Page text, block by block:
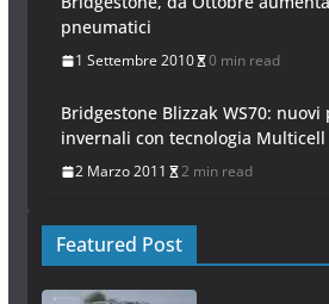
pneumatici
1 Settembre 2010 0 min read
Bridgestone Blizzak WS70:
invernali con tecnologia Multicell
2 Marzo 2011 2 min read
Featured Post